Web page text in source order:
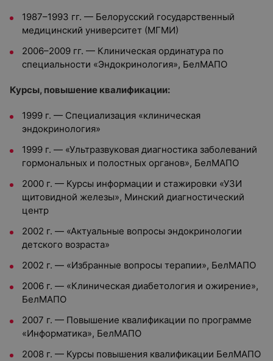
1987–1993 гг. — Белорусский государственный
медицинский университет (МГМИ)
2006–2009 гг. — Клиническая ординатура по
специальности «Эндокринология», БелМАПО
Курсы, повышение квалификации:
1999 г. — Специализация «клиническая
эндокринология»
1999 г. — «Ультразвуковая диагностика заболеваний
гормональных и полостных органов», БелМАПО
2000 г. — Курсы информации и стажировки «УЗИ
щитовидной железы», Минский диагностический
центр
2002 г. — «Актуальные вопросы эндокринологии
детского возраста»
2002 г. — «Избранные вопросы терапии», БелМАПО
2006 г. — «Клиническая диабетология и ожирение»,
БелМАПО
2007 г. — Повышение квалификации по программе
«Информатика», БелМАПО
2008 г. — Курсы повышения квалификации БелМАПО